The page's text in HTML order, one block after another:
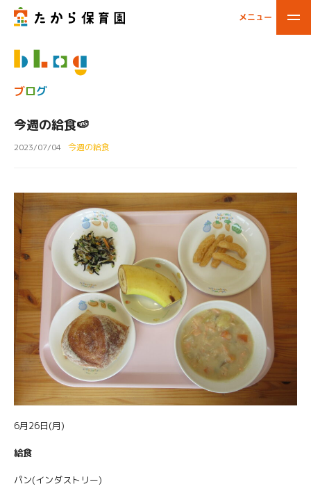
メニュー
ブログ
今週の給食🍉
2023/07/04 今週の給食
6月26日(月)
給食
パン(インダストリー)